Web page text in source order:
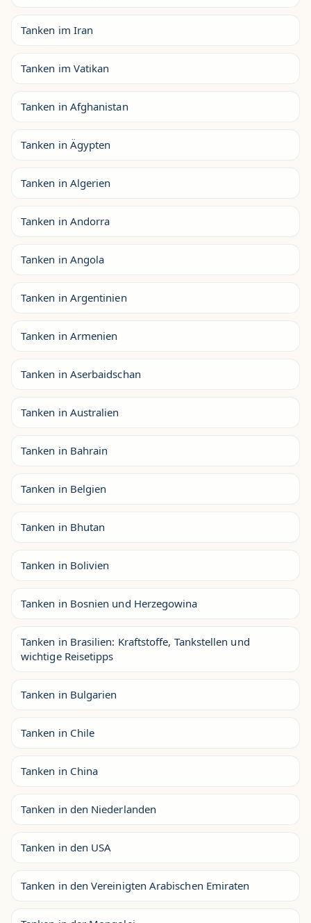
Tanken im Iran
Tanken im Vatikan
Tanken in Afghanistan
Tanken in Ägypten
Tanken in Algerien
Tanken in Andorra
Tanken in Angola
Tanken in Argentinien
Tanken in Armenien
Tanken in Aserbaidschan
Tanken in Australien
Tanken in Bahrain
Tanken in Belgien
Tanken in Bhutan
Tanken in Bolivien
Tanken in Bosnien und Herzegowina
Tanken in Brasilien: Kraftstoffe, Tankstellen und
wichtige Reisetipps
Tanken in Bulgarien
Tanken in Chile
Tanken in China
Tanken in den Niederlanden
Tanken in den USA
Tanken in den Vereinigten Arabischen Emiraten